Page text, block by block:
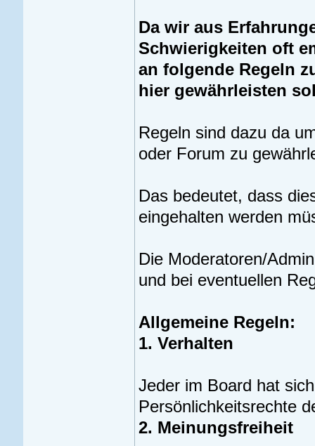
Da wir aus
Schwierigkeiten oft
an folgende Regeln
hier gewährleisten
Regeln sind dazu da
oder Forum zu
Das bedeutet, dass
eingehalten werden
Die Moderatoren/
und bei eventuellen
Allgemeine Regeln:
1. Verhalten
Jeder im Board hat
Persönlichkeitsrechte
2. Meinungsfreiheit